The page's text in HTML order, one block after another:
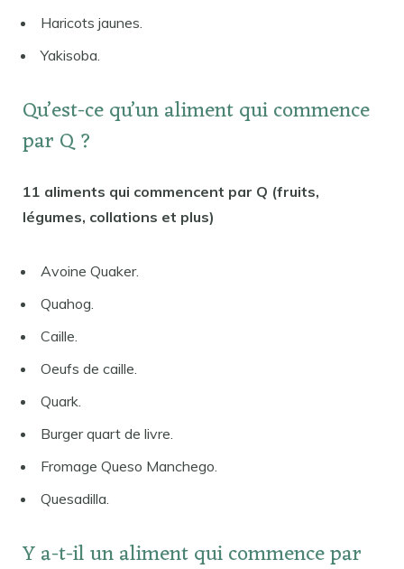
Haricots jaunes.
Yakisoba.
Qu’est-ce qu’un aliment qui commence
par Q ?
11 aliments qui commencent par Q (fruits,
légumes, collations et plus)
Avoine Quaker.
Quahog.
Caille.
Oeufs de caille.
Quark.
Burger quart de livre.
Fromage Queso Manchego.
Quesadilla.
Y a-t-il un aliment qui commence par